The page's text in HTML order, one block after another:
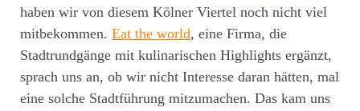
haben wir von diesem Kölner Viertel noch nicht viel
mitbekommen. Eat the world, eine Firma, die
Stadtrundgänge mit kulinarischen Highlights ergänzt,
sprach uns an, ob wir nicht Interesse daran hätten, mal
eine solche Stadtführung mitzumachen. Das kam uns